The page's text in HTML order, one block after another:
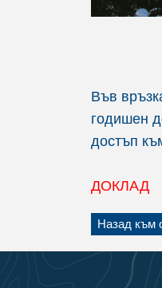
Във
годишен
достъп
ДОКЛАД
Назад към